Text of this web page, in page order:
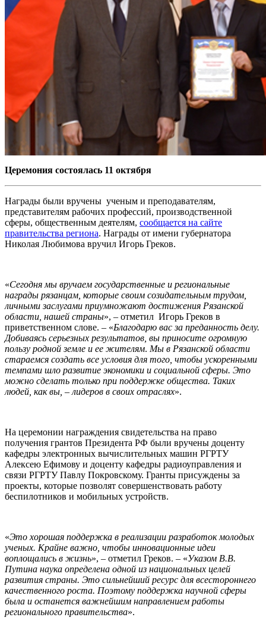
Церемония состоялась 11 октября
Награды были вручены ученым и преподавателям,
представителям рабочих профессий, производственной
сферы, общественным деятелям, сообщается на сайте
правительства региона. Награды от имени губернатора
Николая Любимова вручил Игорь Греков.
«Сегодня мы вручаем государственные и региональные
награды рязанцам, которые своим созидательным трудом,
личными заслугами приумножают достижения Рязанской
области, нашей страны», – отметил Игорь Греков в
приветственном слове. – «Благодарю вас за преданность делу.
Добиваясь серьезных результатов, вы приносите огромную
пользу родной земле и ее жителям. Мы в Рязанской области
стараемся создать все условия для того, чтобы ускоренными
темпами шло развитие экономики и социальной сферы. Это
можно сделать только при поддержке общества. Таких
людей, как вы, – лидеров в своих отраслях».
На церемонии награждения свидетельства на право
получения грантов Президента РФ были вручены доценту
кафедры электронных вычислительных машин РГРТУ
Алексею Ефимову и доценту кафедры радиоуправления и
связи РГРТУ Павлу Покровскому. Гранты присуждены за
проекты, которые позволят совершенствовать работу
беспилотников и мобильных устройств.
«Это хорошая поддержка в реализации разработок молодых
ученых. Крайне важно, чтобы инновационные идеи
воплощались в жизнь», – отметил Греков. – «Указом В.В.
Путина наука определена одной из национальных целей
развития страны. Это сильнейший ресурс для всестороннего
качественного роста. Поэтому поддержка научной сферы
была и останется важнейшим направлением работы
регионального правительства».